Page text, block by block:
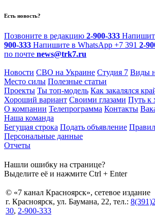
Есть новость?
Позвоните в редакцию 2-900-333
900-333 Напишите в WhatsApp +7 391 2-
по почте news@trk7.ru
Новости СВО на Украине Студия 7 Виды
Место силы Полезные статьи
Проекты Ты топ-модель Как закалялся
Хороший вариант Своими глазами Путь к
О компании Телепрограмма Контакты
Наша команда
Бегущая строка Подать объявление
Персональные данные
Отчеты
Нашли ошибку на странице?
Выделите её и нажмите Ctrl + Enter
© «7 канал Красноярск», сетевое издание
г. Красноярск, ул. Баумана, 22, тел.:
30, 2-900-333